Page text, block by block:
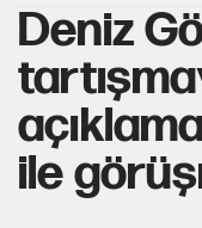
Deniz
ile